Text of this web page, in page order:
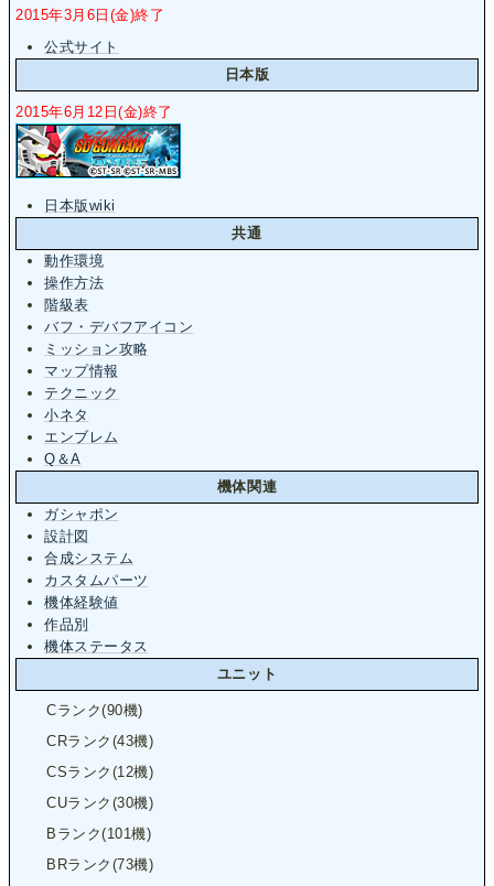
2015年3月6日(金)終了
公式サイト
日本版
2015年6月12日(金)終了
日本版wiki
共通
動作環境
操作方法
階級表
バフ・デバフアイコン
ミッション攻略
マップ情報
テクニック
小ネタ
エンブレム
Q＆A
機体関連
ガシャポン
設計図
合成システム
カスタムパーツ
機体経験値
作品別
機体ステータス
ユニット
Cランク(90機)
CRランク(43機)
CSランク(12機)
CUランク(30機)
Bランク(101機)
BRランク(73機)